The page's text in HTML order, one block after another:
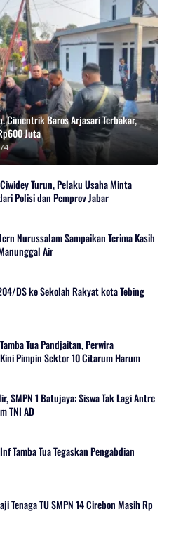
Cimentrik Baros Arjasari Terbakar,
Juta
74
Turun, Pelaku Usaha Minta
Polisi dan Pemprov Jabar
Nurussalam Sampaikan Terima Kasih
Air
DS ke Sekolah Rakyat kota Tebing
Tua Pandjaitan, Perwira
Pimpin Sektor 10 Citarum Harum
SMPN 1 Batujaya: Siswa Tak Lagi Antre
TNI AD
Tamba Tua Tegaskan Pengabdian
Tenaga TU SMPN 14 Cirebon Masih Rp